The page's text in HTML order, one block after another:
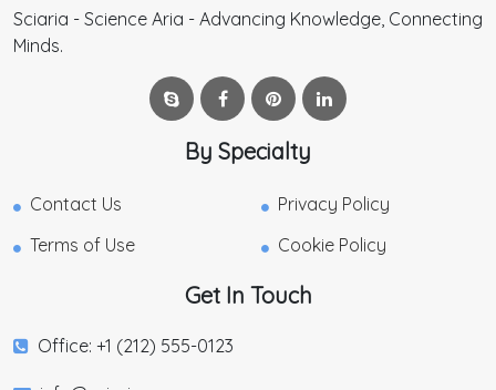
Sciaria - Science Aria - Advancing Knowledge, Connecting
Minds.
By Specialty
Contact Us
Privacy Policy
Terms of Use
Cookie Policy
Get In Touch
Office: +1 (212) 555-0123